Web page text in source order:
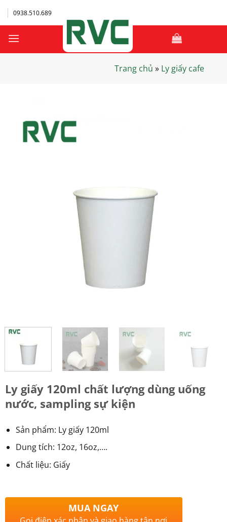
Bỏ
qua
dung
0938.510.689
Trang chủ » Ly giấy cafe
Ly giấy 120ml chất lượng dùng uống
nước, sampling sự kiện
Sản phẩm: Ly giấy 120ml
Dung tích: 12oz, 16oz,….
Chất liệu: Giấy
MUA NGAY